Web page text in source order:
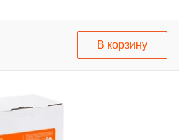
В корзину